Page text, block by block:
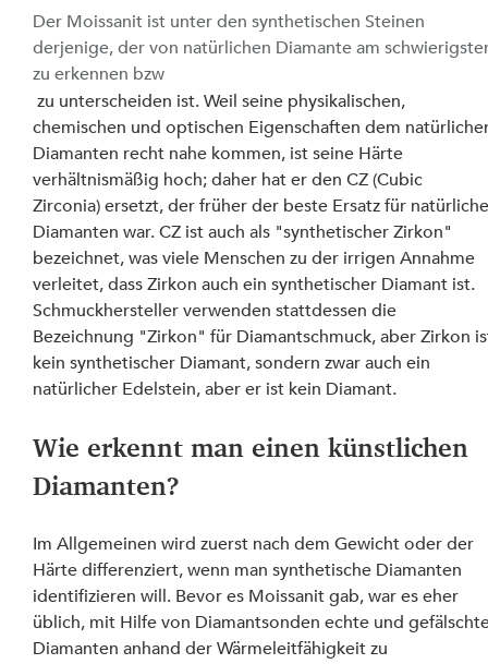
Der Moissanit ist unter den synthetischen Steinen
derjenige, der von natürlichen Diamante am
zu erkennen bzw
zu unterscheiden ist. Weil seine physikalischen,
chemischen und optischen Eigenschaften dem
Diamanten recht nahe kommen, ist seine Härte
verhältnismäßig hoch; daher hat er den CZ (Cubic
Zirconia) ersetzt, der früher der beste Ersatz für
Diamanten war. CZ ist auch als "synthetischer Zirkon"
bezeichnet, was viele Menschen zu der irrigen Annahme
verleitet, dass Zirkon auch ein synthetischer Diamant ist.
Schmuckhersteller verwenden stattdessen die
Bezeichnung "Zirkon" für Diamantschmuck, aber Zirkon
kein synthetischer Diamant, sondern zwar auch ein
natürlicher Edelstein, aber er ist kein Diamant.
Wie erkennt man einen künstlichen
Diamanten?
Im Allgemeinen wird zuerst nach dem Gewicht oder der
Härte differenziert, wenn man synthetische Diamanten
identifizieren will. Bevor es Moissanit gab, war es eher
üblich, mit Hilfe von Diamantsonden echte und
Diamanten anhand der Wärmeleitfähigkeit zu